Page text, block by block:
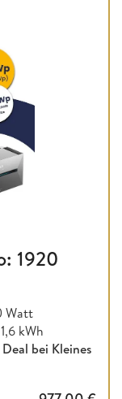
1920
Watt
kWh
bei Kleines